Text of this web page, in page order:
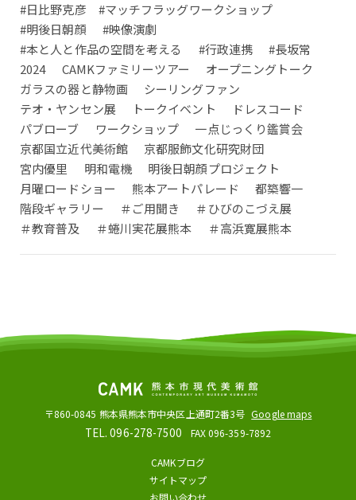
#日比野克彦 #マッチフラッグワークショップ
#明後日朝顔
#映像演劇
#本と人と作品の空間を考える
#行政連携
#長坂常
2024
CAMKファミリーツアー
オープニングトーク
ガラスの器と静物画
シーリングファン
テオ・ヤンセン展
トークイベント
ドレスコード
パブローブ
ワークショップ
一点じっくり鑑賞会
京都国立近代美術館
京都服飾文化研究財団
宮内優里
明和電機
明後日朝顔プロジェクト
月曜ロードショー
熊本アートパレード
都築響一
階段ギャラリー
＃ご用聞き
＃ひびのこづえ展
＃教育普及
＃蜷川実花展熊本 ＃高浜寛展熊本
〒860-0845 熊本県熊本市中央区上通町2番3号 Google maps
TEL. 096-278-7500 FAX 096-359-7892
CAMKブログ
サイトマップ
お問い合わせ